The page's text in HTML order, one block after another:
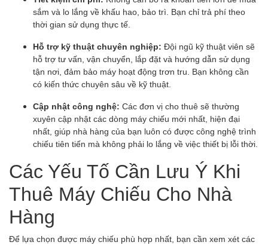
sắm và lo lắng về khấu hao, bảo trì. Bạn chỉ trả phí theo
thời gian sử dụng thực tế.
Hỗ trợ kỹ thuật chuyên nghiệp: Đội ngũ kỹ thuật viên sẽ
hỗ trợ tư vấn, vận chuyển, lắp đặt và hướng dẫn sử dụng
tận nơi, đảm bảo máy hoạt động trơn tru. Bạn không cần
có kiến thức chuyên sâu về kỹ thuật.
Cập nhật công nghệ: Các đơn vị cho thuê sẽ thường
xuyên cập nhật các dòng máy chiếu mới nhất, hiện đại
nhất, giúp nhà hàng của bạn luôn có được công nghệ trình
chiếu tiên tiến mà không phải lo lắng về việc thiết bị lỗi thời.
Các Yếu Tố Cần Lưu Ý Khi
Thuê Máy Chiếu Cho Nhà
Hàng
Để lựa chọn được máy chiếu phù hợp nhất, bạn cần xem xét các